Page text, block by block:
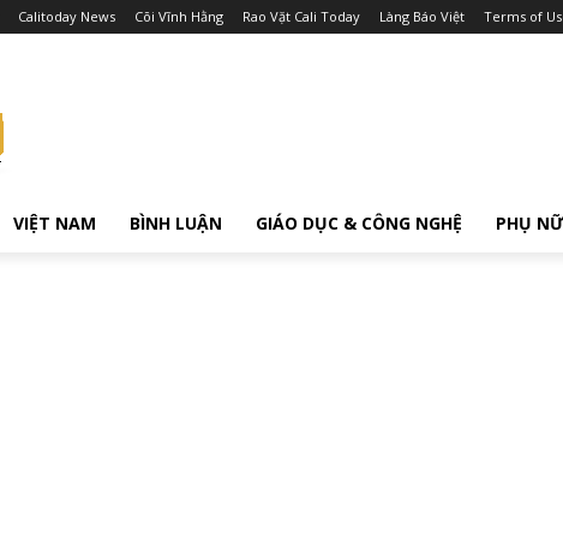
Calitoday News Cõi Vĩnh Hằng Rao Vặt Cali Today Làng Báo Việt Terms of
VIỆT NAM BÌNH LUẬN GIÁO DỤC & CÔNG NGHỆ PHỤ NỮ